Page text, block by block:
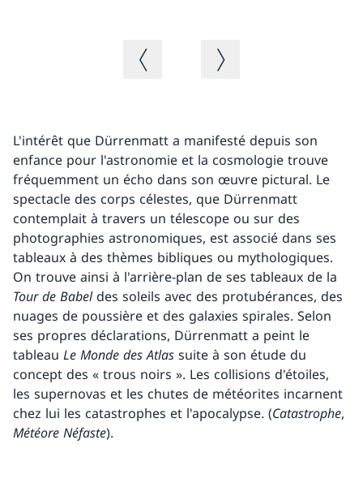
Image précédenteImage suivante
L'intérêt que Dürrenmatt a manifesté depuis son
enfance pour l'astronomie et la cosmologie trouve
fréquemment un écho dans son œuvre pictural. Le
spectacle des corps célestes, que Dürrenmatt
contemplait à travers un télescope ou sur des
photographies astronomiques, est associé dans ses
tableaux à des thèmes bibliques ou mythologiques.
On trouve ainsi à l'arrière-plan de ses tableaux de la
Tour de Babeldes soleils avec des protubérances, des
nuages de poussière et des galaxies spirales. Selon
ses propres déclarations, Dürrenmatt a peint le
tableau Le Monde des Atlas suite à son étude du
concept des « trous noirs ». Les collisions d'étoiles,
les supernovas et les chutes de météorites incarnent
chez lui les catastrophes et l'apocalypse. (Catastrophe,
Météore Néfaste).